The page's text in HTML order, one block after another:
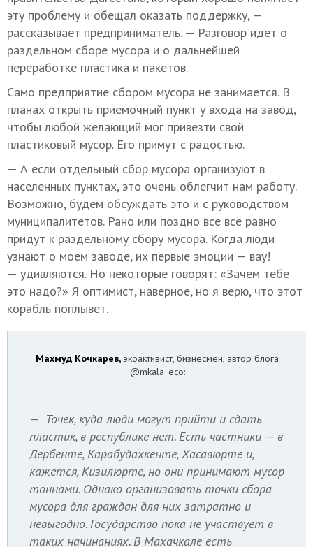
эту проблему и обещал оказать поддержку, —
рассказывает предприниматель. — Разговор идет о
раздельном сборе мусора и о дальнейшей
переработке пластика и пакетов.
Само предприятие сбором мусора не занимается. В
планах открыть приемочный пункт у входа на завод,
чтобы любой желающий мог привезти свой
пластиковый мусор. Его примут с радостью.
— А если отдельный сбор мусора организуют в
населенных пунктах, это очень облегчит нам работу.
Возможно, будем обсуждать это и с руководством
муниципалитетов. Рано или поздно все всё равно
придут к раздельному сбору мусора. Когда люди
узнают о моем заводе, их первые эмоции — вау!
— удивляются. Но некоторые говорят: «Зачем тебе
это надо?» Я оптимист, наверное, но я верю, что этот
корабль поплывет.
Махмуд Кочкарев, экоактивист, бизнесмен, автор блога
@mkala_eco:
— Точек, куда люди могут прийти и сдать
пластик, в республике нет. Есть частники — в
Дербенте, Карабудахкенте, Хасавюрте и,
кажется, Кизилюрте, но они принимают мусор
тоннами. Однако организовать точки сбора
мусора для граждан для них затратно и
невыгодно. Государство пока не участвует в
таких начинаниях. В Махачкале есть